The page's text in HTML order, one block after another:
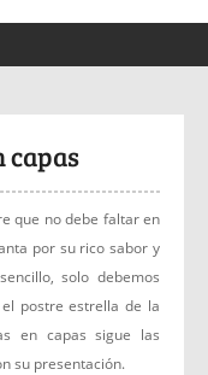
capas
que no debe faltar en
por su rico sabor y
solo debemos
postre estrella de la
en capas sigue las
su presentación.